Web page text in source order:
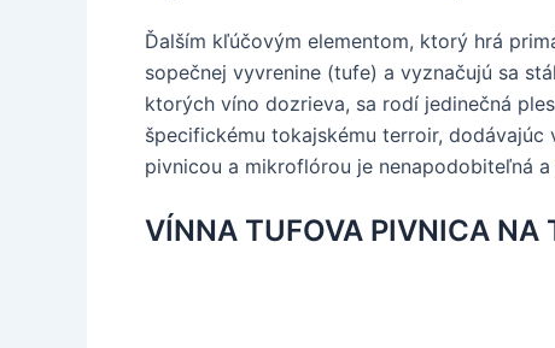
Ďalším kľúčovým elementom, ktorý hrá
sopečnej vyvrenine (tufe) a vyznačujú sa
ktorých víno dozrieva, sa rodí jedinečná
špecifickému tokajskému terroir,
pivnicou a mikroflórou je nenapodobiteľná
VÍNNA TUFOVA PIVNICA